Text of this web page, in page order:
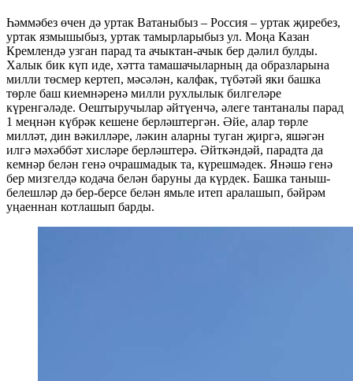
Һәммәбез өчен дә уртак Ватаныбыз – Россия – уртак җиребез,
уртак язмышыбыз, уртак тамырларыбыз ул. Моңа Казан
Кремлендә узган парад та ачыктан-ачык бер дәлил булды.
Халык бик күп иде, хәтта тамашачыларның да образларына
милли төсмер кертеп, мәсәлән, калфак, түбәтәй яки башка
төрле баш киемнәренә милли рухлылык билгеләре
күренгәләде. Оештыручылар әйтүенчә, әлеге тантаналы парад
1 меңнән күбрәк кешене берләштергән. Әйе, алар төрле
милләт, дин вәкилләре, ләкин аларны туган җиргә, яшәгән
илгә мәхәббәт хисләре берләштерә. Әйткәндәй, парадта да
кемнәр белән генә очрашмадык та, күрешмәдек. Янәшә генә
бер мизгелдә кодача белән баруны да күрдек. Башка таныш-
белешләр дә бер-берсе белән ямьле итеп аралашып, бәйрәм
уңаеннан котлашып барды.